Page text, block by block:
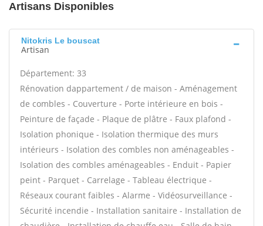
Artisans Disponibles
Nitokris Le bouscat
Artisan
Département: 33
Rénovation dappartement / de maison - Aménagement
de combles - Couverture - Porte intérieure en bois -
Peinture de façade - Plaque de plâtre - Faux plafond -
Isolation phonique - Isolation thermique des murs
intérieurs - Isolation des combles non aménageables -
Isolation des combles aménageables - Enduit - Papier
peint - Parquet - Carrelage - Tableau électrique -
Réseaux courant faibles - Alarme - Vidéosurveillance -
Sécurité incendie - Installation sanitaire - Installation de